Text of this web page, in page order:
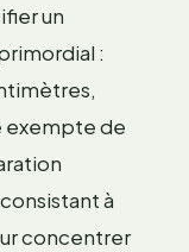
un
:
exempte de
à
concentrer